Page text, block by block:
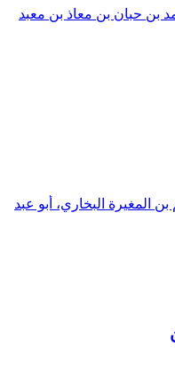
بن حبان بن معاذ بن معبد
حبان
المغيرة البخاري، أبو عبد